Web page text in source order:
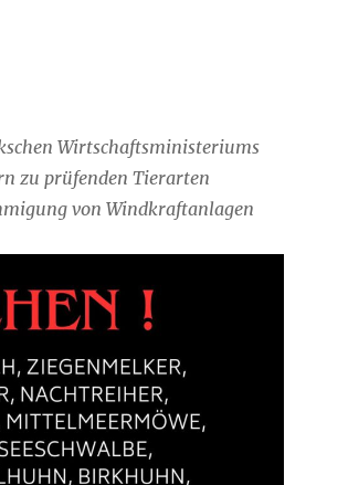
Wirtschaftsministeriums
zu prüfenden Tierarten
von Windkraftanlagen